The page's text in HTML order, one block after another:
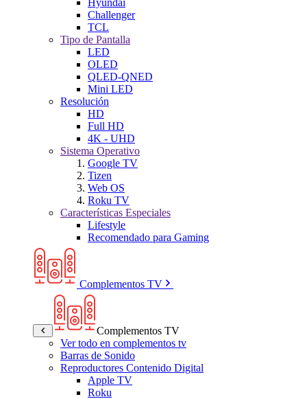
Challenger
TCL
Tipo de Pantalla
LED
OLED
QLED-QNED
Mini LED
Resolución
HD
Full HD
4K - UHD
Sistema Operativo
Google TV
Tizen
Web OS
Roku TV
Características Especiales
Lifestyle
Recomendado para Gaming
Complementos TV
Complementos TV
Ver todo en complementos tv
Barras de Sonido
Reproductores Contenido Digital
Apple TV
Roku